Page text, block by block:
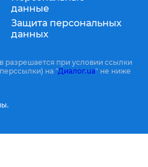
данные
Защита персональных
данных
разрешается при условии ссылки
на "Диалог.ua" не ниже